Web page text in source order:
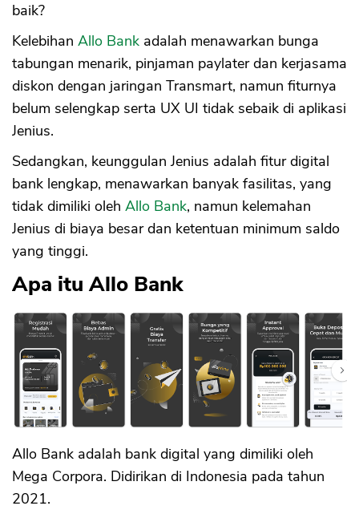
baik?
Kelebihan Allo Bank adalah menawarkan bunga
tabungan menarik, pinjaman paylater dan kerjasama
diskon dengan jaringan Transmart, namun fiturnya
belum selengkap serta UX UI tidak sebaik di aplikasi
Jenius.
Sedangkan, keunggulan Jenius adalah fitur digital
bank lengkap, menawarkan banyak fasilitas, yang
tidak dimiliki oleh Allo Bank, namun kelemahan
Jenius di biaya besar dan ketentuan minimum saldo
yang tinggi.
Apa itu Allo Bank
Allo Bank adalah bank digital yang dimiliki oleh
Mega Corpora. Didirikan di Indonesia pada tahun
2021.